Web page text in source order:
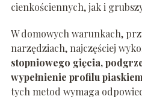
cienkościennych, jak i
W domowych warunkach,
narzędziach, najczęściej
stopniowego gięcia,
wypełnienie profilu
tych metod wymaga